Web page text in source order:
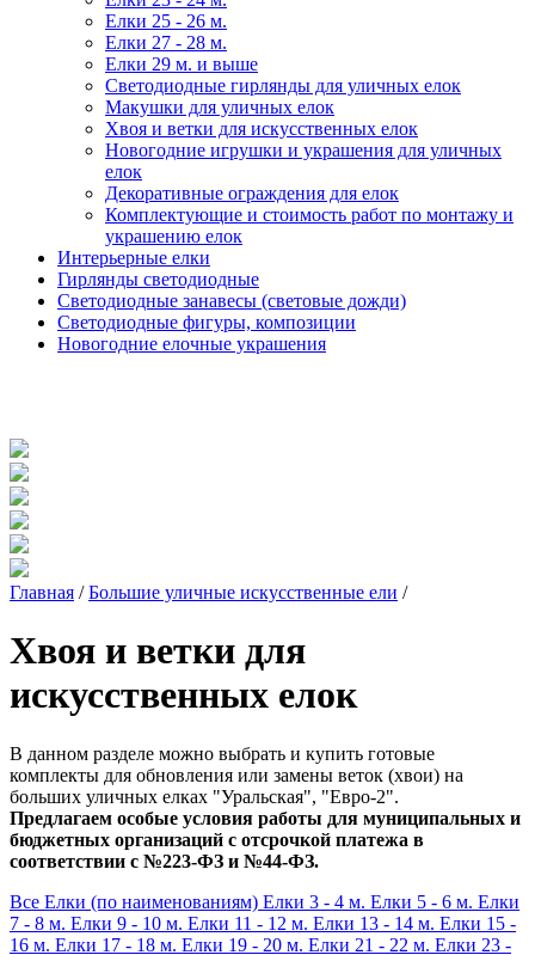
Елки 25 - 26 м.
Елки 27 - 28 м.
Елки 29 м. и выше
Светодиодные гирлянды для уличных елок
Макушки для уличных елок
Хвоя и ветки для искусственных елок
Новогодние игрушки и украшения для уличных
елок
Декоративные ограждения для елок
Комплектующие и стоимость работ по монтажу и
украшению елок
Интерьерные елки
Гирлянды светодиодные
Светодиодные занавесы (световые дожди)
Светодиодные фигуры, композиции
Новогодние елочные украшения
Главная / Большие уличные искусственные ели /
Хвоя и ветки для
искусственных елок
В данном разделе можно выбрать и купить готовые
комплекты для обновления или замены веток (хвои) на
больших уличных елках "Уральская", "Евро-2".
Предлагаем особые условия работы для муниципальных и
бюджетных организаций с отсрочкой платежа в
соответствии с №223-ФЗ и №44-ФЗ.
Все Елки (по наименованиям) Елки 3 - 4 м. Елки 5 - 6 м. Елки
7 - 8 м. Елки 9 - 10 м. Елки 11 - 12 м. Елки 13 - 14 м. Елки 15 -
16 м. Елки 17 - 18 м. Елки 19 - 20 м. Елки 21 - 22 м. Елки 23 -